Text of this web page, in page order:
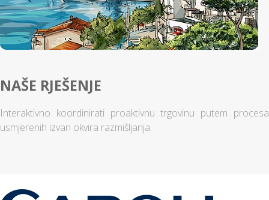
NAŠE RJEŠENJE
Interaktivno koordinirati proaktivnu trgovinu putem procesa
usmjerenih izvan okvira razmišljanja.